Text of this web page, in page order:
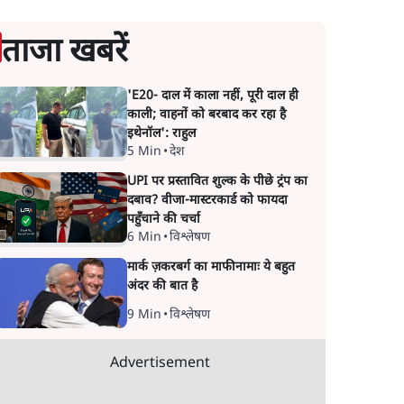
ताजा खबरें
'E20- दाल में काला नहीं, पूरी दाल ही
काली; वाहनों को बरबाद कर रहा है
इथेनॉल': राहुल
5 Min •देश
UPI पर प्रस्तावित शुल्क के पीछे ट्रंप का
दबाव? वीजा-मास्टरकार्ड को फायदा
पहुँचाने की चर्चा
6 Min •विश्लेषण
मार्क ज़करबर्ग का माफीनामाः ये बहुत
अंदर की बात है
9 Min •विश्लेषण
Advertisement